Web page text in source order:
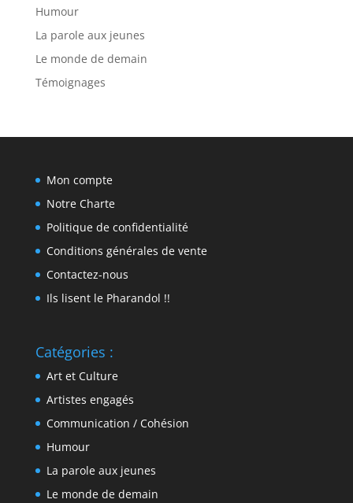
Humour
La parole aux jeunes
Le monde de demain
Témoignages
Mon compte
Notre Charte
Politique de confidentialité
Conditions générales de vente
Contactez-nous
Ils lisent le Pharandol !!
Catégories :
Art et Culture
Artistes engagés
Communication / Cohésion
Humour
La parole aux jeunes
Le monde de demain